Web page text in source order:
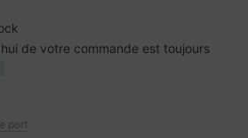
de votre commande est toujours
port